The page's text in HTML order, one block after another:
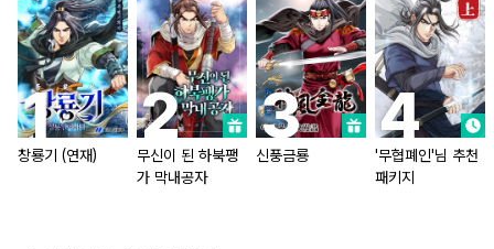
창룡기 (연재)
무신이 된 하북팽
가 막내공자
신풍금룡
'무협폐인'님 추천
패키지